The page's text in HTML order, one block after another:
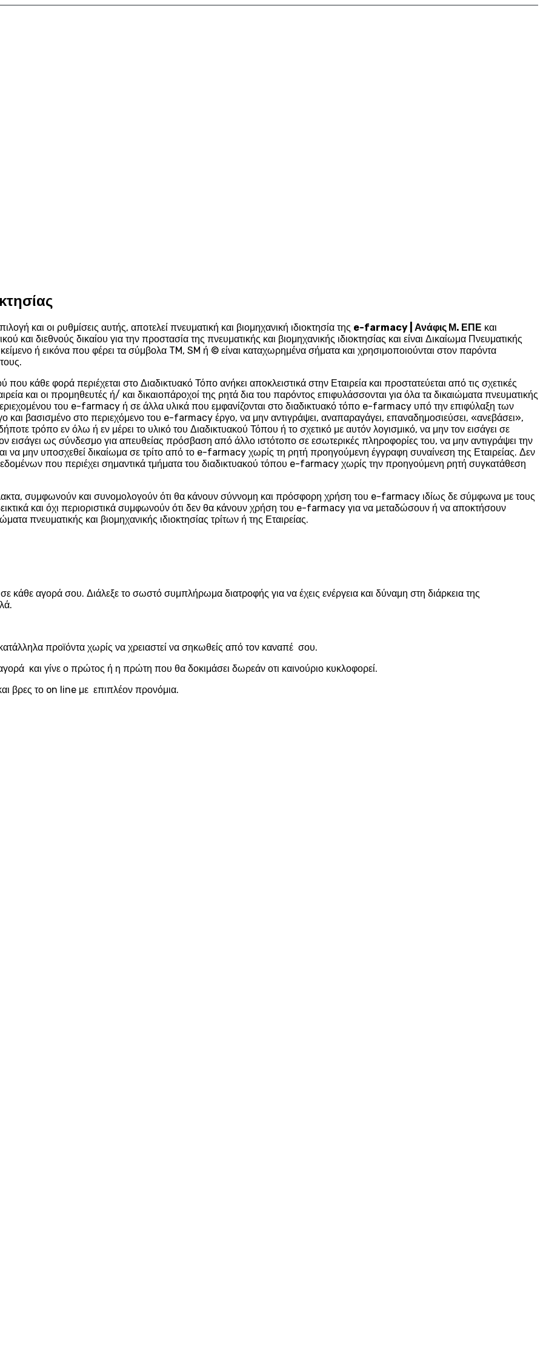
και οι ρυθμίσεις αυτής, αποτελεί πνευματική και βιομηχανική ιδιοκτησία της e-farmacy | Ανάφις Μ. ΕΠΕ και
και διεθνούς δικαίου για την προστασία της πνευματικής και βιομηχανικής ιδιοκτησίας και είναι Δικαίωμα Πνευματικής
ή εικόνα που φέρει τα σύμβολα TM, SM ή © είναι καταχωρημένα σήματα και χρησιμοποιούνται στον παρόντα
κάθε φορά περιέχεται στο Διαδικτυακό Τόπο ανήκει αποκλειστικά στην Εταιρεία και προστατεύεται από τις σχετικές
και οι προμηθευτές ή/ και δικαιοπάροχοί της ρητά δια του παρόντος επιφυλάσσονται για όλα τα δικαιώματα πνευματικής
περιεχομένου του e-farmacy ή σε άλλα υλικά που εμφανίζονται στο διαδικτυακό τόπο e-farmacy υπό την επιφύλαξη των
βασισμένο στο περιεχόμενο του e-farmacy έργο, να μην αντιγράψει, αναπαραγάγει, επαναδημοσιεύσει, «ανεβάσει»,
τρόπο εν όλω ή εν μέρει το υλικό του Διαδικτυακού Τόπου ή το σχετικό με αυτόν λογισμικό, να μην τον εισάγει σε
εισάγει ως σύνδεσμο για απευθείας πρόσβαση από άλλο ιστότοπο σε εσωτερικές πληροφορίες του, να μην αντιγράψει την
να μην υποσχεθεί δικαίωμα σε τρίτο από το e-farmacy χωρίς τη ρητή προηγούμενη έγγραφη συναίνεση της Εταιρείας. Δεν
που περιέχει σημαντικά τμήματα του διαδικτυακού τόπου e-farmacy χωρίς την προηγούμενη ρητή συγκατάθεση
συμφωνούν και συνομολογούν ότι θα κάνουν σύννομη και πρόσφορη χρήση του e-farmacy ιδίως δε σύμφωνα με τους
και όχι περιοριστικά συμφωνούν ότι δεν θα κάνουν χρήση του e-farmacy για να μεταδώσουν ή να αποκτήσουν
πνευματικής και βιομηχανικής ιδιοκτησίας τρίτων ή της Εταιρείας.
κάθε αγορά σου. Διάλεξε το σωστό συμπλήρωμα διατροφής για να έχεις ενέργεια και δύναμη στη διάρκεια της
προϊόντα χωρίς να χρειαστεί να σηκωθείς από τον καναπέ σου.
και γίνε ο πρώτος ή η πρώτη που θα δοκιμάσει δωρεάν οτι καινούριο κυκλοφορεί.
βρες το on line με επιπλέον προνόμια.